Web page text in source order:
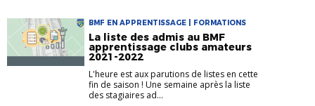
BMF EN APPRENTISSAGE | FORMATIONS
La liste des admis au BMF
apprentissage clubs amateurs
2021-2022
L'heure est aux parutions de listes en cette
fin de saison ! Une semaine après la liste
des stagiaires ad...